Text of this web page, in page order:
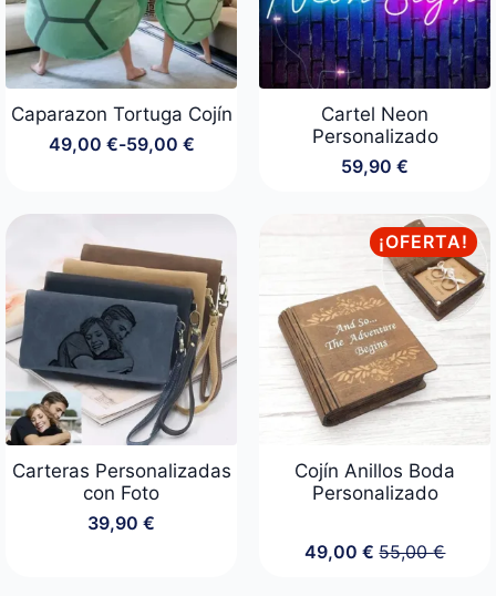
Caparazon Tortuga Cojín
49,00 €-59,00 €
Rango
desde
hasta
59,00 €
Cartel Neon
Personalizado
59,90 €
Carteras Personalizadas
con Foto
39,90 €
¡OFERTA!
Cojín Anillos Boda
Personalizado
55,00€
El
49,00 € El